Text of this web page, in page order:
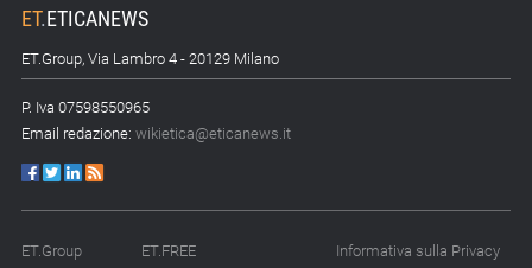
ET.ETICANEWS
ET.Group, Via Lambro 4 - 20129 Milano
P. Iva 07598550965
Email redazione: wikietica@eticanews.it
ET.Group ET.FREE Informativa sulla Privacy